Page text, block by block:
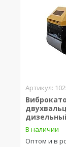
В наличии
Оптом и в